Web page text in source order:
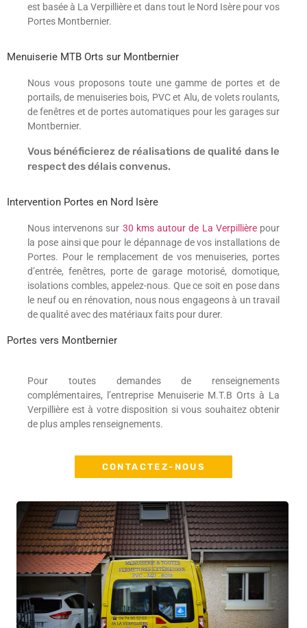
est basée à La Verpillière et dans tout le Nord Isère pour vos
Portes Montbernier.
Menuiserie MTB Orts sur Montbernier
Nous vous proposons toute une gamme de portes et de
portails, de menuiseries bois, PVC et Alu, de volets roulants,
de fenêtres et de portes automatiques pour les garages sur
Montbernier.
Vous bénéficierez de réalisations de qualité dans le
respect des délais convenus.
Intervention Portes en Nord Isère
Nous intervenons sur 30 kms autour de La Verpillièrepour
la pose ainsi que pour le dépannage de vos installations de
Portes. Pour le remplacement de vos menuiseries, portes
d’entrée, fenêtres, porte de garage motorisé, domotique,
isolations combles, appelez-nous. Que ce soit en pose dans
le neuf ou en rénovation, nous nous engageons à un travail
de qualité avec des matériaux faits pour durer.
Portes vers Montbernier
Pour toutes demandes de renseignements
complémentaires, l’entreprise Menuiserie M.T.B Orts à La
Verpillière est à votre disposition si vous souhaitez obtenir
de plus amples renseignements.
CONTACTEZ-NOUS